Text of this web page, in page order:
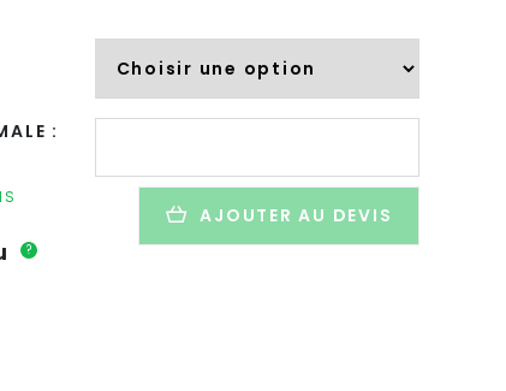
:
quantité
Plante
botanique
?
AJOUTER AU DEVIS